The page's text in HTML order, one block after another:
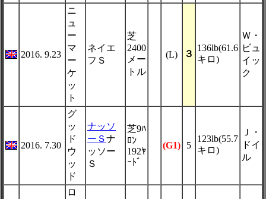
2016. 9.23
ニ
ュ
ー
マ
ー
ケ
ッ
ト
ネイエ
フＳ
芝
2400
メー
トル
(L) ３
136lb(61.6
キロ)
Ｗ・
ビュ
イッ
ク
2016. 7.30
グ
ッ
ド
ウ
ッ
ド
ナッソ
ーＳナ
ッソー
Ｓ
芝9ﾊ
ﾛﾝ
192ﾔ
ｰﾄﾞ
(G1) 5
123lb(55.7
キロ)
Ｊ・
ドイ
ル
ロ